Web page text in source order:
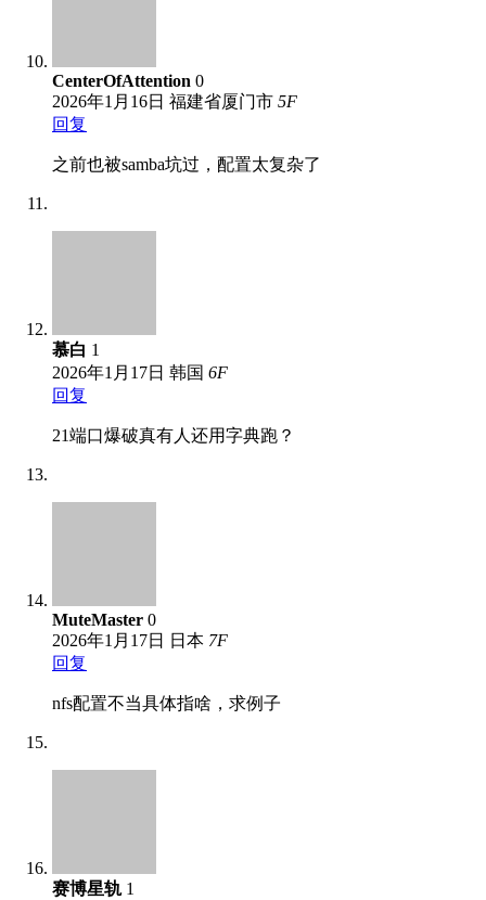
CenterOfAttention 0
2026年1月16日 福建省厦门市 5F
回复
之前也被samba坑过，配置太复杂了
慕白 1
2026年1月17日 韩国 6F
回复
21端口爆破真有人还用字典跑？
MuteMaster 0
2026年1月17日
日本 7F
回复
nfs配置不当具体指啥，求例子
赛博星轨 1